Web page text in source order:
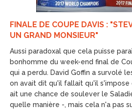
FINALE DE COUPE DAVIS :
UN GRAND MONSIEUR"
Aussi paradoxal que cela puisse
bonhomme du week-end final de
qui a perdu. David Goffin a survolé
on avait dit qu'il fallait qu'il s'impose
ait une chance de soulever le
quelle manière -, mais cela n'a pas